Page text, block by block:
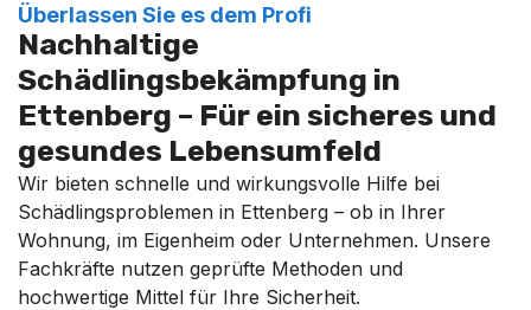
Überlassen Sie es dem Profi
Nachhaltige
Schädlingsbekämpfung in
Ettenberg – Für ein sicheres und
gesundes Lebensumfeld
Wir bieten schnelle und wirkungsvolle Hilfe bei
Schädlingsproblemen in Ettenberg – ob in Ihrer
Wohnung, im Eigenheim oder Unternehmen. Unsere
Fachkräfte nutzen geprüfte Methoden und
hochwertige Mittel für Ihre Sicherheit.